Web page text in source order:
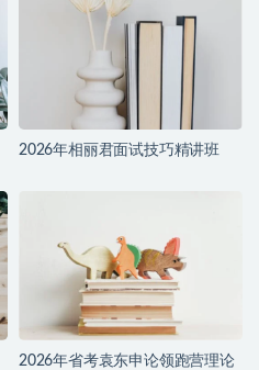
2026年相丽君面试技巧精讲班
2026年省考袁东申论领跑营理论